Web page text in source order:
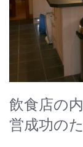
飲食店の
営成功の